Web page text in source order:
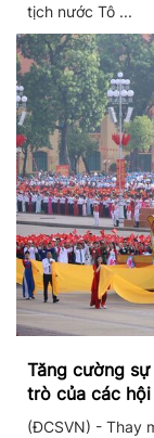
tịch nước Tô ...
Tăng cường
trò của các
triển mới
(ĐCSVN) - Thay